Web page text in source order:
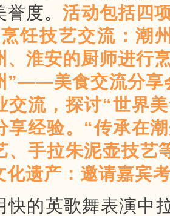
誉度。活动包括四
饪技艺交流：潮
、淮安的厨师进行
”——美食交流分享
交流，探讨“世界
享经验。“传承在
、手拉朱泥壶技艺
化遗产：邀请嘉宾
快的英歌舞表演中